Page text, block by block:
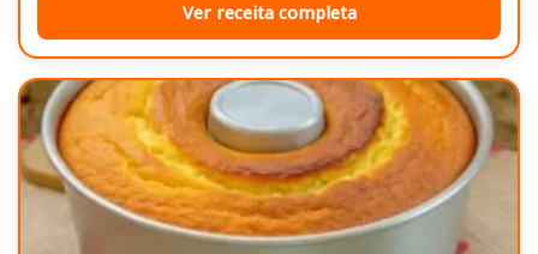
Ver receita completa